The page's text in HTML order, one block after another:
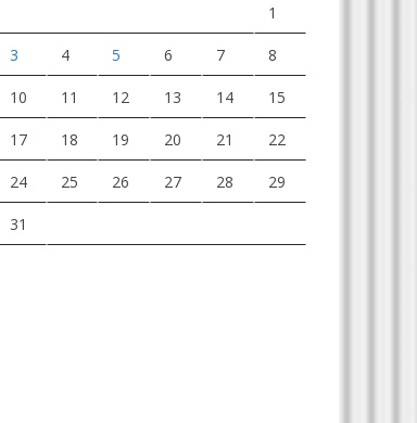
1
3 4 5 6 7 8
10 11 12 13 14 15
17 18 19 20 21 22
24 25 26 27 28 29
31